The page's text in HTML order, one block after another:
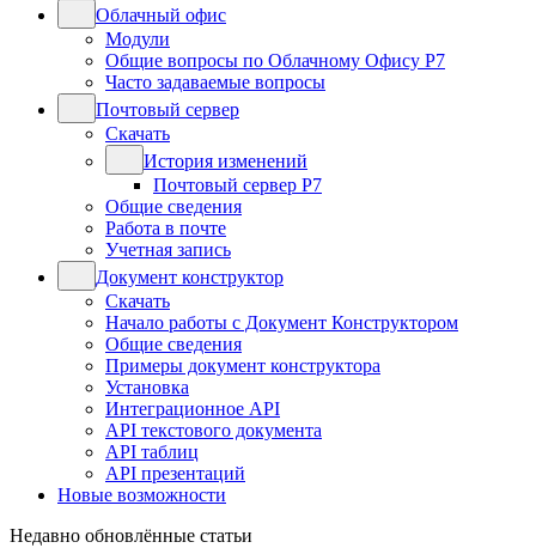
Облачный офис
Модули
Общие вопросы по Облачному Офису Р7
Часто задаваемые вопросы
Почтовый сервер
Скачать
История изменений
Почтовый сервер Р7
Общие сведения
Работа в почте
Учетная запись
Документ конструктор
Скачать
Начало работы с Документ Конструктором
Общие сведения
Примеры документ конструктора
Установка
Интеграционное API
API текстового документа
API таблиц
API презентаций
Новые возможности
Недавно обновлённые статьи